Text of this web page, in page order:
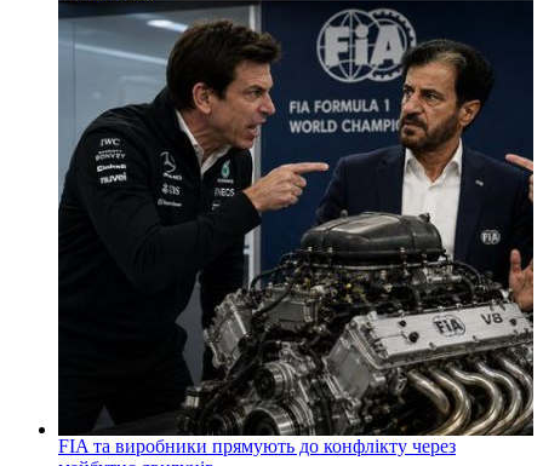
FIA та виробники прямують до конфлікту через